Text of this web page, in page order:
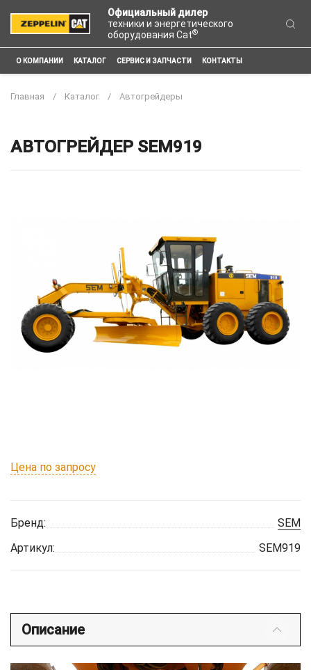
Официальный дилер
техники и энергетического
оборудования Cat®
О КОМПАНИИ КАТАЛОГ СЕРВИС И ЗАПЧАСТИ КОНТАКТЫ
Главная Каталог Автогрейдеры
АВТОГРЕЙДЕР SEM919
Цена по запросу
Бренд:
SEM
Артикул:
SEM919
Описание